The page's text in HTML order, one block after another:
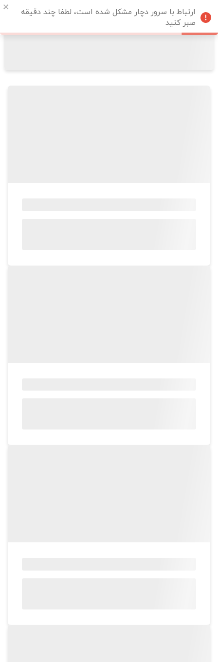
ارتباط با سرور دچار مشکل شده است، لطفا چند دقیقه
صبر کنید